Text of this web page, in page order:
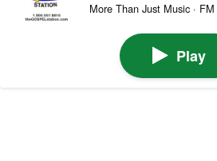
More Than Just Music · FM
Play